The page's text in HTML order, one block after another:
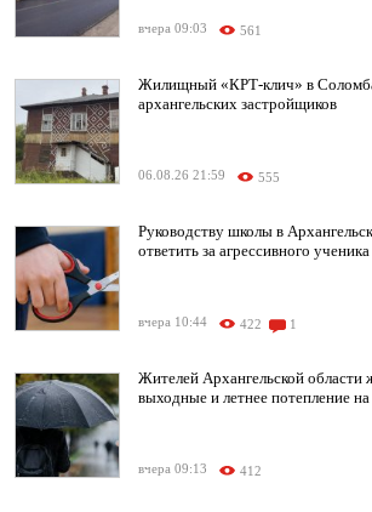
вчера 09:03 561
Жилищный «КРТ-клич» в
архангельских застройщиков
06.08.26 21:59 555
Руководству школы в
ответить за агрессивного ученика
вчера 10:44 422 1
Жителей Архангельской
выходные и летнее потепление на
вчера 09:13 412